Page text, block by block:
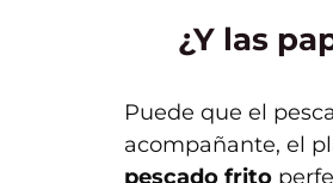
¿Y las
Puede que el
acompañante, el
pescado frito